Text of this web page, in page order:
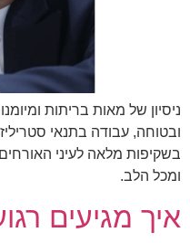
ניסיון של מאות בריתות
ובטוחה, עבודה בתנאי
בשקיפות מלאה לעיני
ומכל הלב.
איך מגיעים